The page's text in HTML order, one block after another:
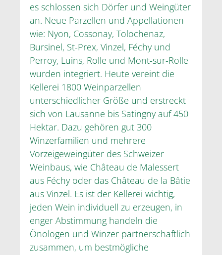
es schlossen sich Dörfer und Weingüter
an. Neue Parzellen und Appellationen
wie: Nyon, Cossonay, Tolochenaz,
Bursinel, St-Prex, Vinzel, Féchy und
Perroy, Luins, Rolle und Mont-sur-Rolle
wurden integriert. Heute vereint die
Kellerei 1800 Weinparzellen
unterschiedlicher Größe und erstreckt
sich von Lausanne bis Satingny auf 450
Hektar. Dazu gehören gut 300
Winzerfamilien und mehrere
Vorzeigeweingüter des Schweizer
Weinbaus, wie Château de Malessert
aus Féchy oder das Château de la Bâtie
aus Vinzel. Es ist der Kellerei wichtig,
jeden Wein individuell zu erzeugen, in
enger Abstimmung handeln die
Önologen und Winzer partnerschaftlich
zusammen, um bestmögliche